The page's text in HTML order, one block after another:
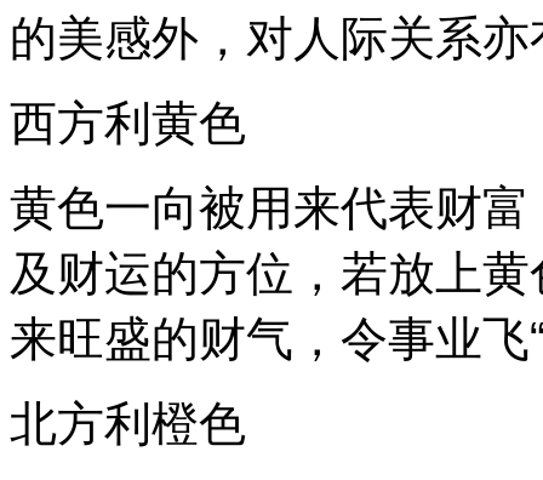
的美感外，对人际关系
西方利黄色
黄色一向被用来代表财
及财运的方位，若放上
来旺盛的财气，令事业飞
北方利橙色